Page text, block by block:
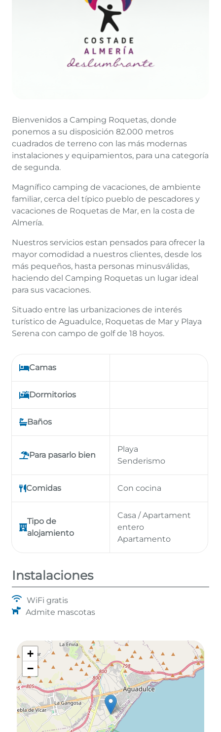
Bienvenidos a Camping Roquetas, donde
ponemos a su disposición 82.000 metros
cuadrados de terreno con las más modernas
instalaciones y equipamientos, para una categoría
de segunda.
Magnífico camping de vacaciones, de ambiente
familiar, cerca del típico pueblo de pescadores y
vacaciones de Roquetas de Mar, en la costa de
Almería.
Nuestros servicios estan pensados para ofrecer la
mayor comodidad a nuestros clientes, desde los
más pequeños, hasta personas minusválidas,
haciendo del Camping Roquetas un lugar ideal
para sus vacaciones.
Situado entre las urbanizaciones de interés
turístico de Aguadulce, Roquetas de Mar y Playa
Serena con campo de golf de 18 hoyos.
Camas
Dormitorios
Baños
Para pasarlo bien
Playa
Senderismo
Comidas Con cocina
Tipo de
alojamiento
Casa / Apartament
entero
Apartamento
Instalaciones
WiFi gratis
Admite mascotas
+
−